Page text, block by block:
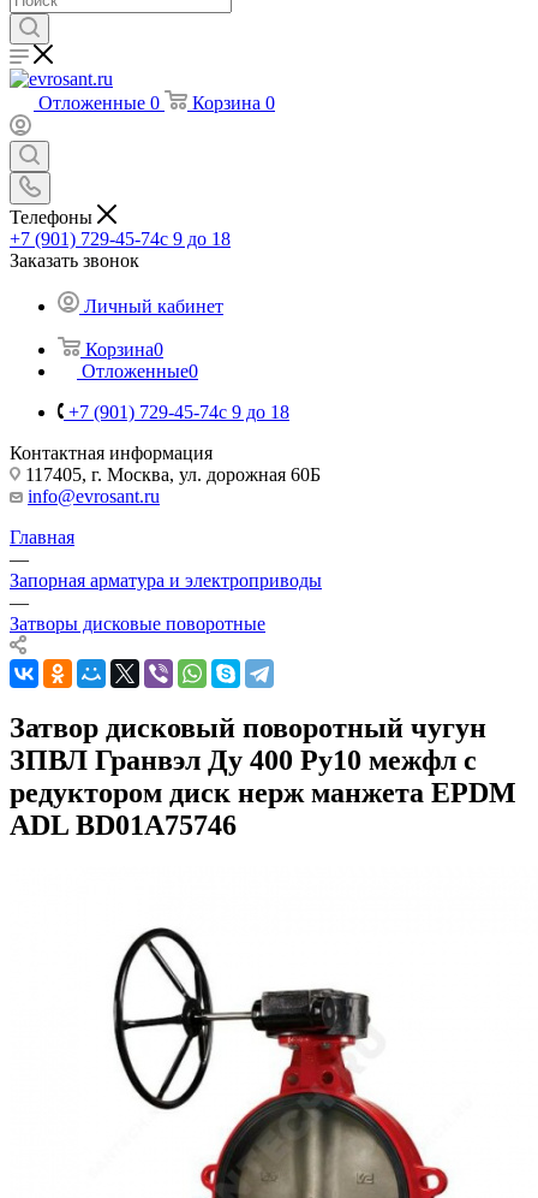
Отложенные 0 Корзина 0
Телефоны
+7 (901) 729-45-74c 9 до 18
Заказать звонок
Личный кабинет
Корзина0
Отложенные0
+7 (901) 729-45-74c 9 до 18
Контактная информация
117405, г. Москва, ул. дорожная 60Б
info@evrosant.ru
Главная
—
Запорная арматура и электроприводы
—
Затворы дисковые поворотные
Затвор дисковый поворотный чугун
ЗПВЛ Гранвэл Ду 400 Ру10 межфл с
редуктором диск нерж манжета EPDM
ADL BD01A75746